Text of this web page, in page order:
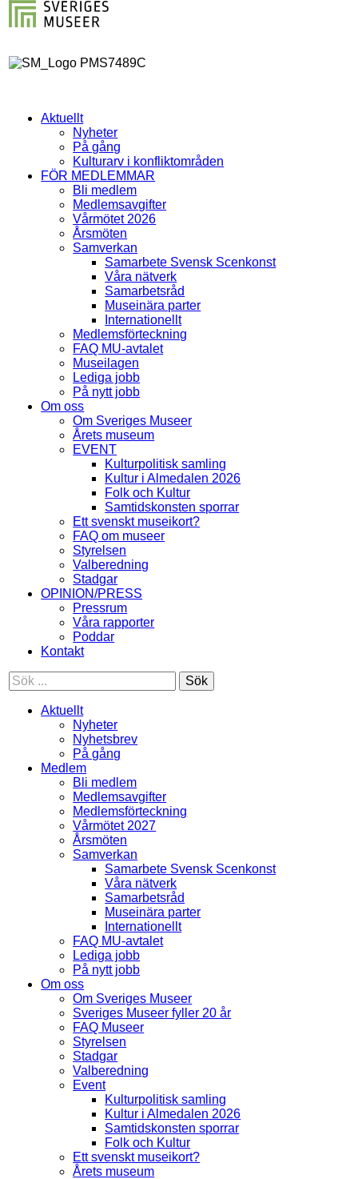
Aktuellt
Nyheter
På gång
Kulturarv i konfliktområden
FÖR MEDLEMMAR
Bli medlem
Medlemsavgifter
Vårmötet 2026
Årsmöten
Samverkan
Samarbete Svensk Scenkonst
Våra nätverk
Samarbetsråd
Museinära parter
Internationellt
Medlemsförteckning
FAQ MU-avtalet
Museilagen
Lediga jobb
På nytt jobb
Om oss
Om Sveriges Museer
Årets museum
EVENT
Kulturpolitisk samling
Kultur i Almedalen 2026
Folk och Kultur
Samtidskonsten sporrar
Ett svenskt museikort?
FAQ om museer
Styrelsen
Valberedning
Stadgar
OPINION/PRESS
Pressrum
Våra rapporter
Poddar
Kontakt
Sök
Aktuellt
Nyheter
Nyhetsbrev
På gång
Medlem
Bli medlem
Medlemsavgifter
Medlemsförteckning
Vårmötet 2027
Årsmöten
Samverkan
Samarbete Svensk Scenkonst
Våra nätverk
Samarbetsråd
Museinära parter
Internationellt
FAQ MU-avtalet
Lediga jobb
På nytt jobb
Om oss
Om Sveriges Museer
Sveriges Museer fyller 20 år
FAQ Museer
Styrelsen
Stadgar
Valberedning
Event
Kulturpolitisk samling
Kultur i Almedalen 2026
Samtidskonsten sporrar
Folk och Kultur
Ett svenskt museikort?
Årets museum